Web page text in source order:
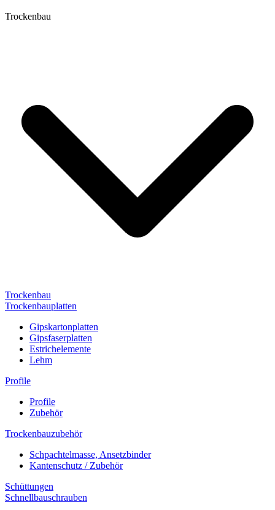
Trockenbau
Trockenbau
Trockenbauplatten
Gipskartonplatten
Gipsfaserplatten
Estrichelemente
Lehm
Profile
Profile
Zubehör
Trockenbauzubehör
Schpachtelmasse, Ansetzbinder
Kantenschutz / Zubehör
Schüttungen
Schnellbauschrauben